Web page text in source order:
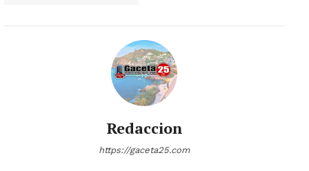
Redaccion
https://gaceta25.com